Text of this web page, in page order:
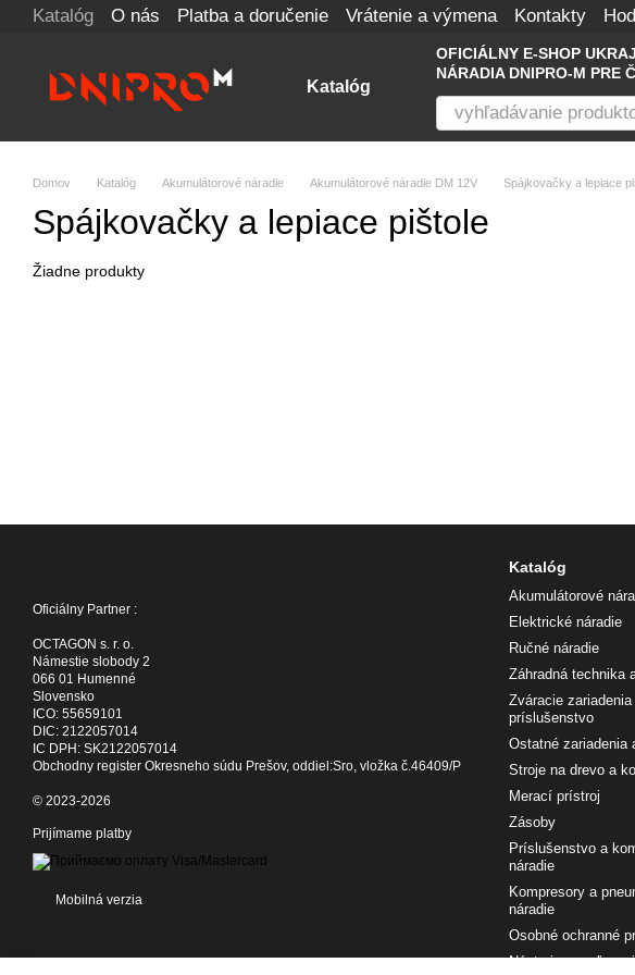
Перейти к основному контенту
Katalóg O nás Platba a doručenie Vrátenie a výmena Kontakty
Katalóg
OFICIÁLNY E-SHOP
NÁRADIA DNIPRO-M PRE
Domov Katalóg Akumulátorové náradie Akumulátorové náradie DM 12V Spájkovačky a lepiace
Spájkovačky a lepiace pištole
Žiadne produkty
Oficiálny Partner :
OCTAGON s. r. o.
Námestie slobody 2
066 01 Humenné
Slovensko
ICO: 55659101
DIC: 2122057014
IC DPH: SK2122057014
Obchodny register Okresneho súdu Prešov, oddiel:Sro, vložka č.46409/P
© 2023-2026
Prijímame platby
Mobilná verzia
Katalóg
Akumulátorové
Elektrické náradie
Ručné náradie
Záhradná technika
Zváracie zariadenia
príslušenstvo
Ostatné zariadenia
Stroje na drevo a
Merací prístroj
Zásoby
Príslušenstvo a
náradie
Kompresory a
náradie
Osobné ochranné
Nástroj na